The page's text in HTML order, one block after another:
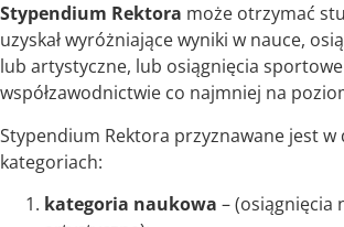
Stypendium Rektora może otrzymać
uzyskał wyróżniające wyniki w nauce,
lub artystyczne, lub osiągnięcia
współzawodnictwie co najmniej na
Stypendium Rektora przyznawane jest w
kategoriach:
kategoria naukowa – (osiągnięcia